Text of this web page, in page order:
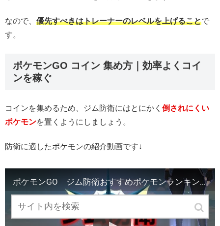
なので、 優先すべきはトレーナーのレベルを上げることで
す。
ポケモンGO コイン 集め方｜効率よくコイ
ンを稼ぐ
コインを集めるため、ジム防衛にはとにかく 倒されにくい
ポケモンを置くようにしましょう。
防衛に適したポケモンの紹介動画です↓
ポケモンGO ジム防衛おすすめポケモンランキング 【ポケモンゲットだぜ！チャンネル NO.012】